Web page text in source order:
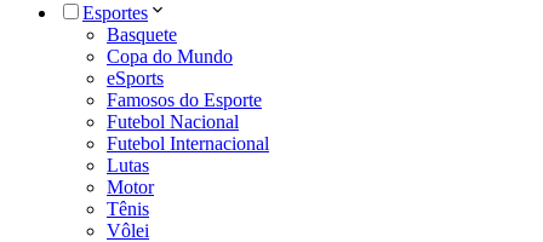
Esportes
Basquete
Copa do Mundo
eSports
Famosos do Esporte
Futebol Nacional
Futebol Internacional
Lutas
Motor
Tênis
Vôlei